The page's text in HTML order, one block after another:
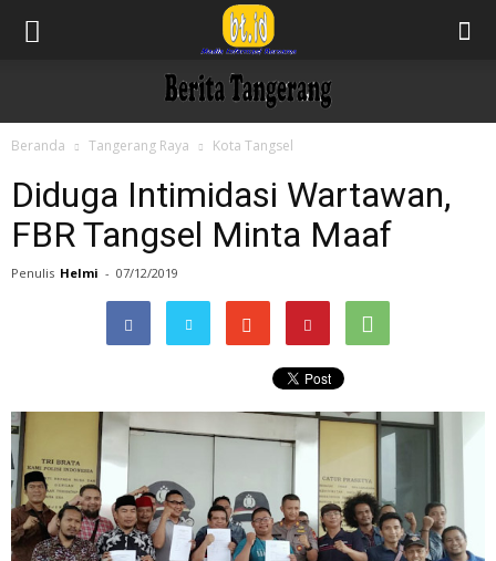
Beranda Tangerang Raya Kota Tangsel
Diduga Intimidasi Wartawan,
FBR Tangsel Minta Maaf
Penulis Helmi - 07/12/2019